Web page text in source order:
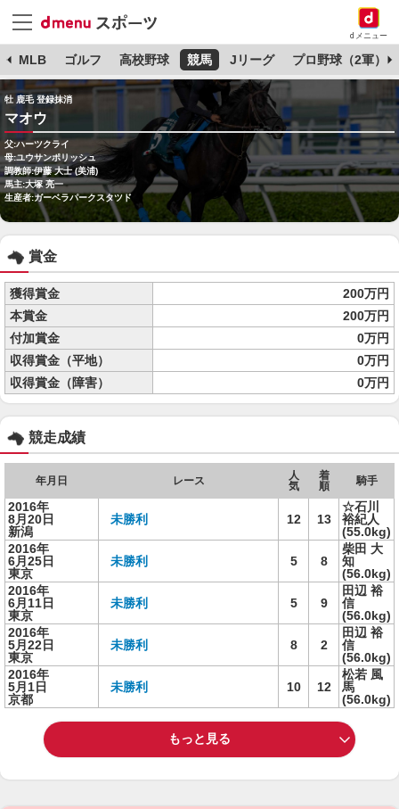
dメニュー
MLB ゴルフ 高校野球 競馬 Jリーグ プロ野球（2軍）
牡 鹿毛 登録抹消
マオウ
父:ハーツクライ
母:ユウサンポリッシュ
調教師:伊藤 大士 (美浦)
馬主:大塚 亮一
生産者:ガーベラパークスタツド
賞金
獲得賞金
200万円
本賞金
200万円
付加賞金
0万円
収得賞金（平地）
0万円
収得賞金（障害）
0万円
競走成績
年月日 レース
人
気
着
順
騎手
2016年
8月20日
新潟
未勝利 12 13
☆石川
裕紀人
(55.0kg)
2016年
6月25日
東京
未勝利 5 8
柴田 大
知
(56.0kg)
2016年
6月11日
東京
未勝利 5 9
田辺 裕
信
(56.0kg)
2016年
5月22日
東京
未勝利 8 2
田辺 裕
信
(56.0kg)
2016年
5月1日
京都
未勝利 10 12
松若 風
馬
(56.0kg)
もっと見る